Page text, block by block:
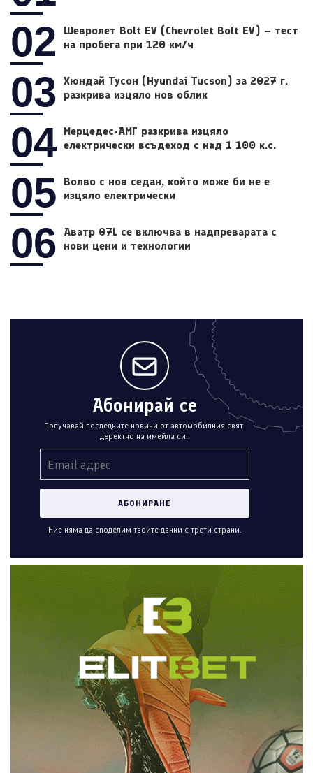
02
Шевролет Bolt EV (Chevrolet Bolt EV) – тест
на пробега при 120 км/ч
03
Хюндай Тусон (Hyundai Tucson) за 2027 г.
разкрива изцяло нов облик
04 Мерцедес-АМГ разкрива изцяло
електрически всъдеход с над 1 100 к.с.
05
Волво с нов седан, който може би не е
изцяло електрически
06
Аватр 07L се включва в надпреварата с
нови цени и технологии
Абонирай се
Получавай последните новини от автомобилния свят
деректно на имейла си.
Ние няма да споделим твоите данни с трети страни.